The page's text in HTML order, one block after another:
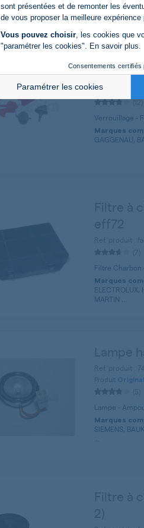
sont présentées et de remonter les
de vous proposer la meilleure expérience
Vous pouvez choisir, les cookies que
"paramétrer les cookies". En savoir plus.
Consentements certifiés
Paramétrer les cookiesProduit
(12)
Verrouillage -
Marques
GAGGENAU,
Filtre Charbon
Marques
ELECTROLUX,
MARTIN ...
Original
Lampe -
Marques
SIEMENS,
...